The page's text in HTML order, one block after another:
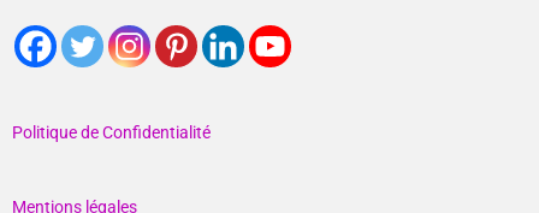
Politique de Confidentialité
Mentions légales